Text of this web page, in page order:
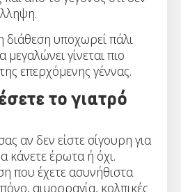
διάθεση υποχωρεί πάλι
γίνεται πιο
επερχόμενης γέννας.
το γιατρό
αν δεν είστε σίγουρη για
κάνετε έρωτα ή όχι.
που έχετε ασυνήθιστα
αιμορραγία, κολπικές